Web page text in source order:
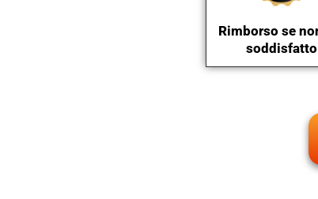
Rimborso se
soddisfatto